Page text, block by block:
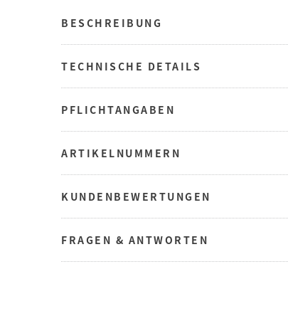
BESCHREIBUNG
TECHNISCHE DETAILS
PFLICHTANGABEN
ARTIKELNUMMERN
KUNDENBEWERTUNGEN
FRAGEN & ANTWORTEN